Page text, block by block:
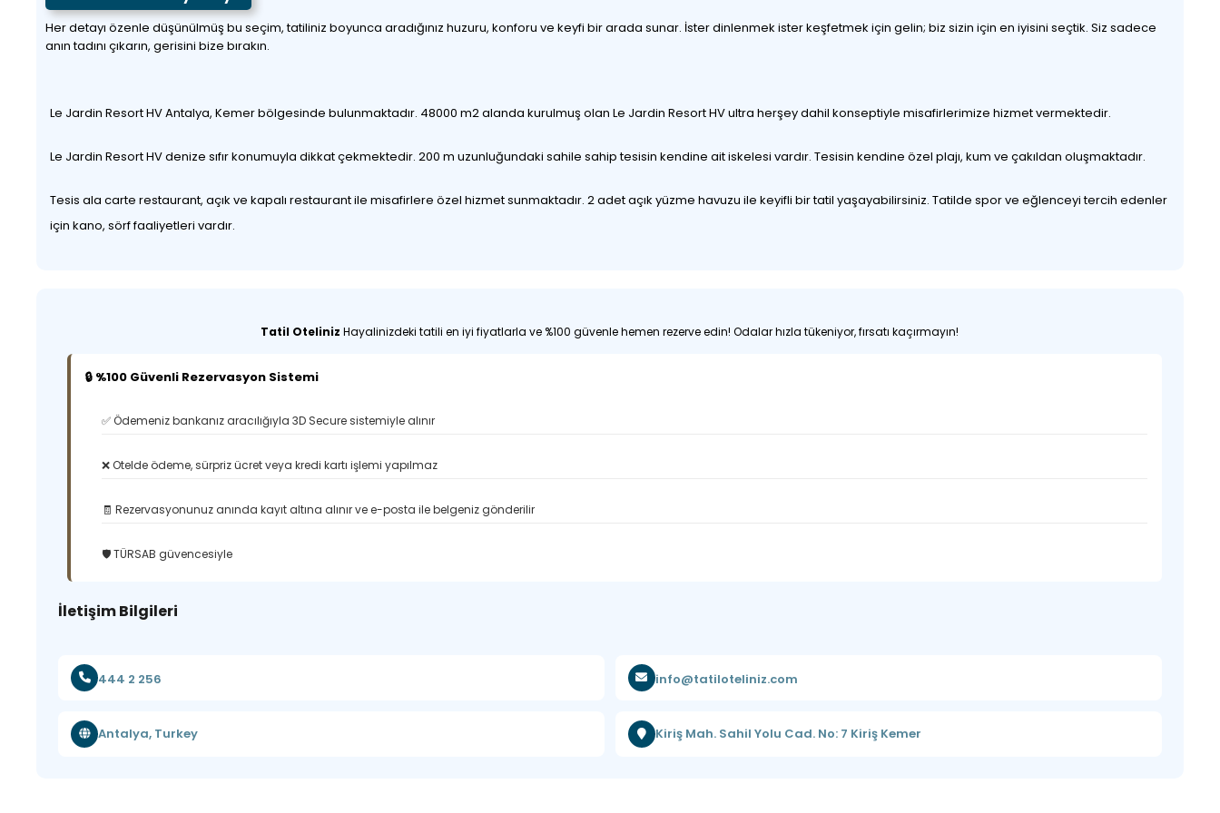
Her detayı özenle düşünülmüş bu seçim, tatiliniz boyunca aradığınız huzuru, konforu ve keyfi bir arada sunar. İster dinlenmek ister keşfetmek için gelin; biz sizin için en iyisini seçtik. Siz sadece
anın tadını çıkarın, gerisini bize bırakın.
Le Jardin Resort HV Antalya, Kemer bölgesinde bulunmaktadır. 48000 m2 alanda kurulmuş olan Le Jardin Resort HV ultra herşey dahil konseptiyle misafirlerimize hizmet vermektedir.
Le Jardin Resort HV denize sıfır konumuyla dikkat çekmektedir. 200 m uzunluğundaki sahile sahip tesisin kendine ait iskelesi vardır. Tesisin kendine özel plajı, kum ve çakıldan oluşmaktadır.
Tesis ala carte restaurant, açık ve kapalı restaurant ile misafirlere özel hizmet sunmaktadır. 2 adet açık yüzme havuzu ile keyifli bir tatil yaşayabilirsiniz. Tatilde spor ve eğlenceyi tercih edenler
için kano, sörf faaliyetleri vardır.
Tatil Oteliniz Hayalinizdeki tatili en iyi fiyatlarla ve %100 güvenle hemen rezerve edin! Odalar hızla tükeniyor, fırsatı kaçırmayın!
🔒 %100 Güvenli Rezervasyon Sistemi
✅ Ödemeniz bankanız aracılığıyla 3D Secure sistemiyle alınır
❌ Otelde ödeme, sürpriz ücret veya kredi kartı işlemi yapılmaz
🧾 Rezervasyonunuz anında kayıt altına alınır ve e-posta ile belgeniz gönderilir
🛡️ TÜRSAB güvencesiyle
İletişim Bilgileri
444 2 256 info@tatiloteliniz.com
Antalya, Turkey Kiriş Mah. Sahil Yolu Cad. No: 7 Kiriş Kemer